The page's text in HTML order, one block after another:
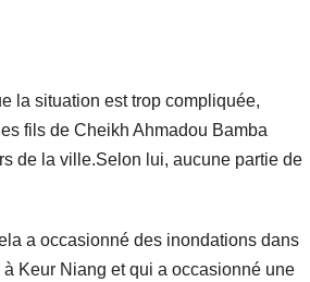
la situation est trop compliquée,
fils de Cheikh Ahmadou Bamba
de la ville.Selon lui, aucune partie de
a occasionné des inondations dans
Keur Niang et qui a occasionné une